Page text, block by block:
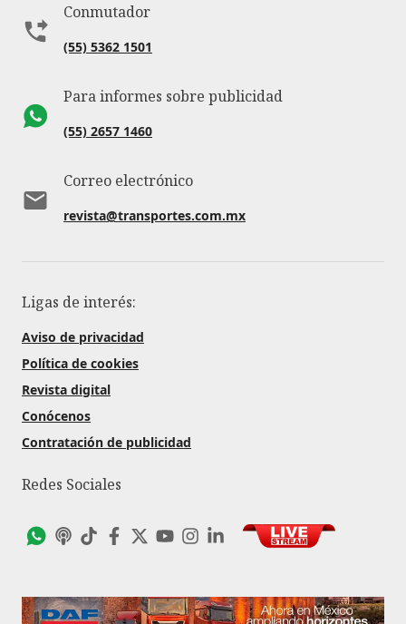
Conmutador
(55) 5362 1501
Para informes sobre publicidad
(55) 2657 1460
Correo electrónico
revista@transportes.com.mx
Ligas de interés:
Aviso de privacidad
Política de cookies
Revista digital
Conócenos
Contratación de publicidad
Redes Sociales